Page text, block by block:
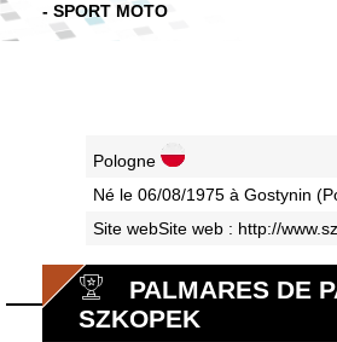
- SPORT MOTO
Pologne
Né le 06/08/1975 à Gostynin
Site webSite web : http://
PALMARES DE
SZKOPEK